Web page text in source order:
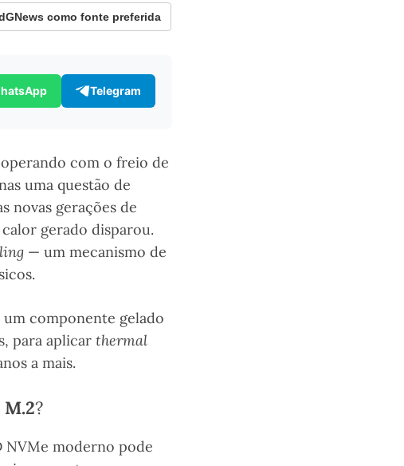
como fonte preferida
Telegram
com o freio de
uma questão de
novas gerações de
gerado disparou.
— um mecanismo de
um componente gelado
para aplicar thermal
a mais.
?
NVMe moderno pode